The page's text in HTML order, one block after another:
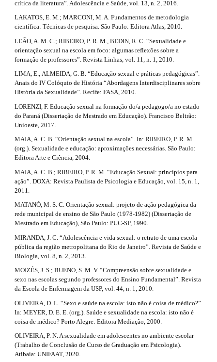
crítica da literatura”. Adolescência e Saúde, vol. 13, n. 2, 2016.
LAKATOS, E. M.; MARCONI, M. A. Fundamentos de metodologia
científica: Técnicas de pesquisa. São Paulo: Editora Atlas, 2010.
LEÃO, A. M. C.; RIBEIRO, P. R. M., BEDIN, R. C. “Sexualidade e
orientação sexual na escola em foco: algumas reflexões sobre a
formação de professores”. Revista Linhas, vol. 11, n. 1, 2010.
LIMA, E.; ALMEIDA, G. B. “Educação sexual e práticas pedagógicas”.
Anais do IV Colóquio de História “Abordagens Interdisciplinares sobre
História da Sexualidade”. Recife: FASA, 2010.
LORENZI, F. Educação sexual na formação do/a pedagogo/a no estado
do Paraná (Dissertação de Mestrado em Educação). Francisco Beltrão:
Unioeste, 2017.
MAIA, A. C. B. “Orientação sexual na escola”. In: RIBEIRO, P. R. M.
(org.). Sexualidade e educação: aproximações necessárias. São Paulo:
Editora Arte e Ciência, 2004.
MAIA, A. C. B.; RIBEIRO, P. R. M. “Educação Sexual: princípios para
ação”. DOXA: Revista Paulista de Psicologia e Educação, vol. 15, n. 1,
2011.
MATANÓ, M. S. C. Orientação sexual: projeto de ação pedagógica da
rede municipal de ensino de São Paulo (1978-1982) (Dissertação de
Mestrado em Educação), São Paulo: PUC-SP, 1990.
MIRANDA, J. C. “Adolescência e vida sexual: o retrato de uma escola
pública da região metropolitana do Rio de Janeiro”. Revista de Saúde e
Biologia, vol. 8, n. 2, 2013.
MOIZÉS, J. S.; BUENO, S. M. V. “Compreensão sobre sexualidade e
sexo nas escolas segundo professores do Ensino Fundamental”. Revista
da Escola de Enfermagem da USP, vol. 44, n. 1, 2010.
OLIVEIRA, D. L. “Sexo e saúde na escola: isto não é coisa de médico?”.
In: MEYER, D. E. E. (org.). Saúde e sexualidade na escola: isto não é
coisa de médico? Porto Alegre: Editora Mediação, 2000.
OLIVEIRA, P. N. A sexualidade em adolescentes no ambiente escolar
(Trabalho de Conclusão de Curso de Graduação em Psicologia).
Atibaia: UNIFAAT, 2020.